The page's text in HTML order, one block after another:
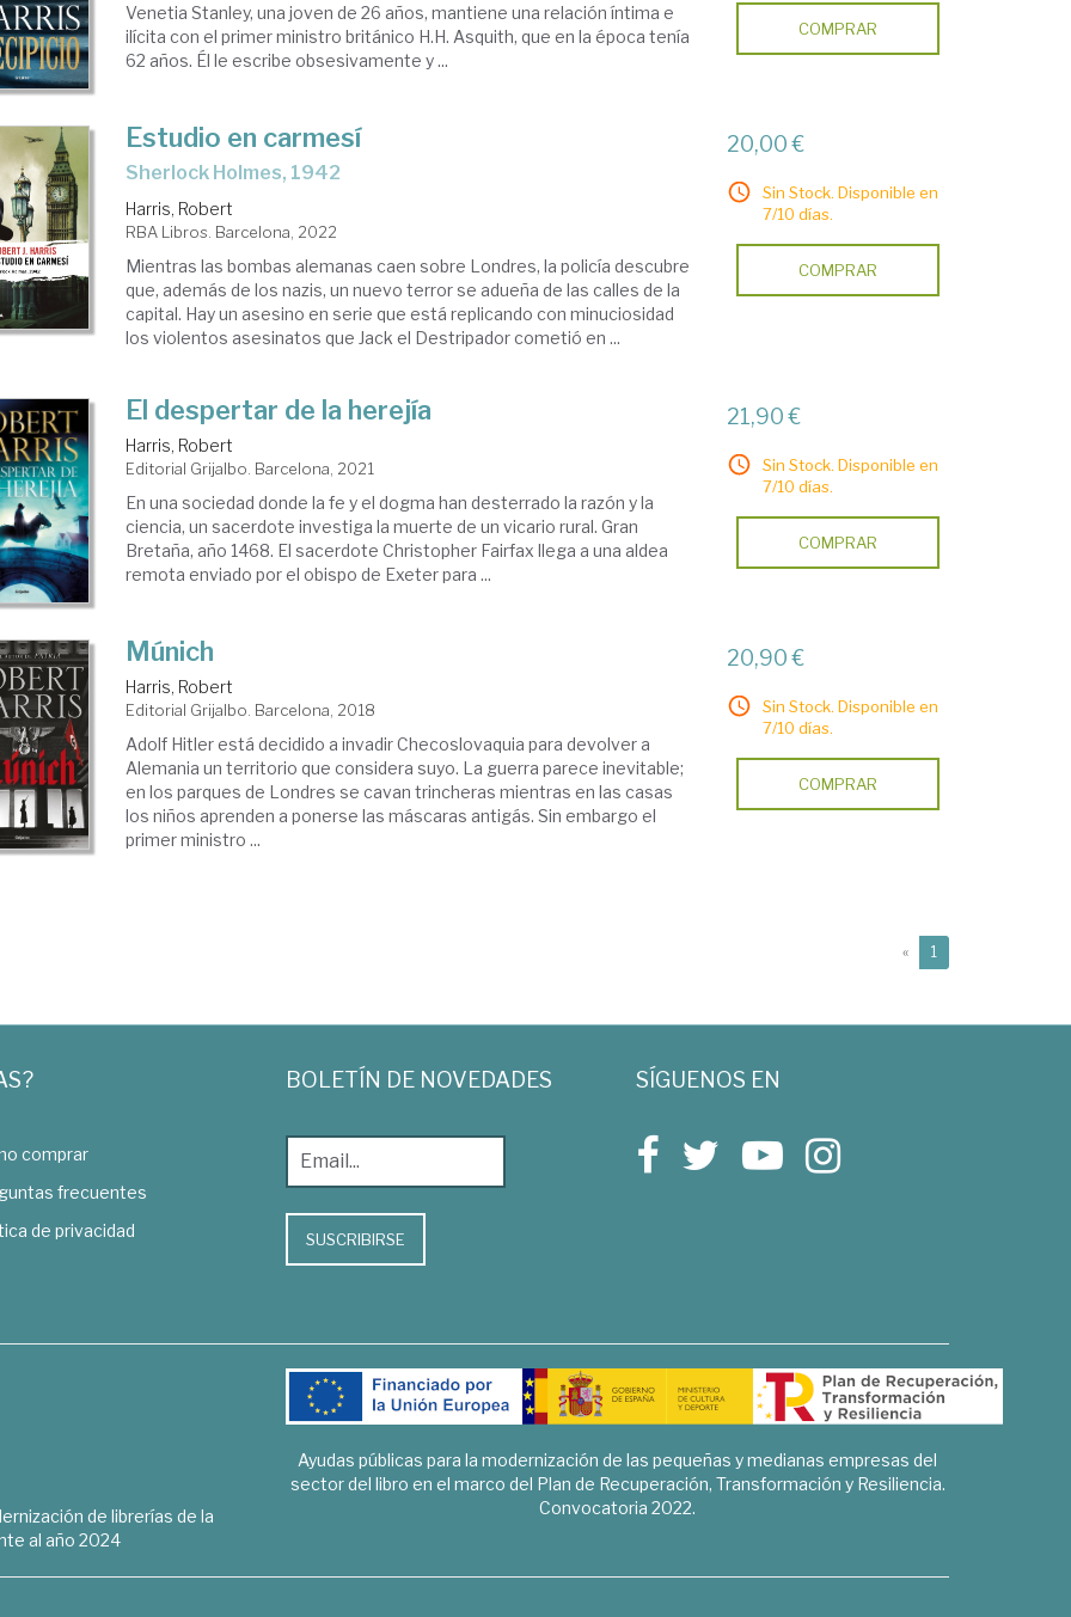
Venetia Stanley, una joven de 26 años, mantiene una relación íntima e
ilícita con el primer ministro británico H.H. Asquith, que en la época tenía
62 años. Él le escribe obsesivamente y ...
COMPRAR
Estudio en carmesí
Sherlock Holmes, 1942
Harris, Robert
RBA Libros. Barcelona, 2022
Mientras las bombas alemanas caen sobre Londres, la policía descubre
que, además de los nazis, un nuevo terror se adueña de las calles de la
capital. Hay un asesino en serie que está replicando con minuciosidad
los violentos asesinatos que Jack el Destripador cometió en ...
20,00 €
Sin Stock. Disponible en
7/10 días.
COMPRAR
El despertar de la herejía
Harris, Robert
Editorial Grijalbo. Barcelona, 2021
En una sociedad donde la fe y el dogma han desterrado la razón y la
ciencia, un sacerdote investiga la muerte de un vicario rural. Gran
Bretaña, año 1468. El sacerdote Christopher Fairfax llega a una aldea
remota enviado por el obispo de Exeter para ...
21,90 €
Sin Stock. Disponible en
7/10 días.
COMPRAR
Múnich
Harris, Robert
Editorial Grijalbo. Barcelona, 2018
Adolf Hitler está decidido a invadir Checoslovaquia para devolver a
Alemania un territorio que considera suyo. La guerra parece inevitable;
en los parques de Londres se cavan trincheras mientras en las casas
los niños aprenden a ponerse las máscaras antigás. Sin embargo el
primer ministro ...
20,90 €
Sin Stock. Disponible en
7/10 días.
COMPRAR
« 1
comprar
frecuentes
de privacidad
BOLETÍN DE NOVEDADES
SUSCRIBIRSE
SÍGUENOS EN
de librerías de la
al año 2024
Ayudas públicas para la modernización de las pequeñas y medianas empresas del
sector del libro en el marco del Plan de Recuperación, Transformación y Resiliencia.
Convocatoria 2022.